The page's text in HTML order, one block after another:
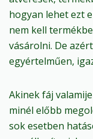
hogyan lehet ezt
nem kell
vásárolni. De
egyértelműen,
Akinek fáj
minél előbb
sok esetben